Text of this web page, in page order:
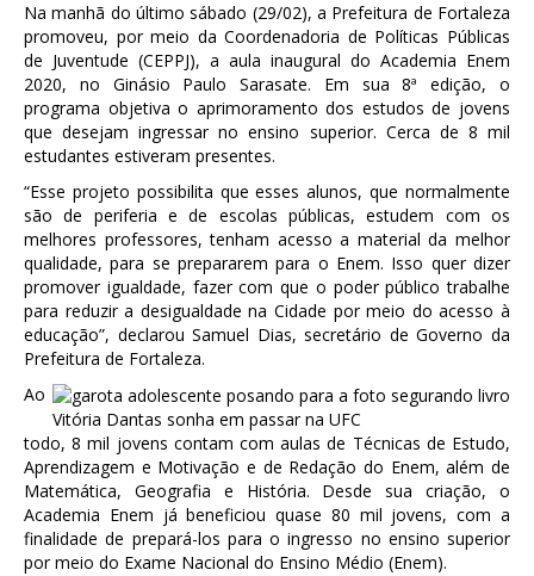
Na manhã do último sábado (29/02), a Prefeitura de Fortaleza
promoveu, por meio da Coordenadoria de Políticas Públicas
de Juventude (CEPPJ), a aula inaugural do Academia Enem
2020, no Ginásio Paulo Sarasate. Em sua 8ª edição, o
programa objetiva o aprimoramento dos estudos de jovens
que desejam ingressar no ensino superior. Cerca de 8 mil
estudantes estiveram presentes.
“Esse projeto possibilita que esses alunos, que normalmente
são de periferia e de escolas públicas, estudem com os
melhores professores, tenham acesso a material da melhor
qualidade, para se prepararem para o Enem. Isso quer dizer
promover igualdade, fazer com que o poder público trabalhe
para reduzir a desigualdade na Cidade por meio do acesso à
educação”, declarou Samuel Dias, secretário de Governo da
Prefeitura de Fortaleza.
Vitória Dantas sonha em passar na UFC
Ao
todo, 8 mil jovens contam com aulas de Técnicas de Estudo,
Aprendizagem e Motivação e de Redação do Enem, além de
Matemática, Geografia e História. Desde sua criação, o
Academia Enem já beneficiou quase 80 mil jovens, com a
finalidade de prepará-los para o ingresso no ensino superior
por meio do Exame Nacional do Ensino Médio (Enem).